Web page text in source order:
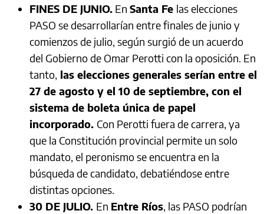
FINES DE JUNIO. En Santa Fe las elecciones
PASO se desarrollarían entre finales de junio y
comienzos de julio, según surgió de un acuerdo
del Gobierno de Omar Perotti con la oposición. En
tanto, las elecciones generales serían entre el
27 de agosto y el 10 de septiembre, con el
sistema de boleta única de papel
incorporado. Con Perotti fuera de carrera, ya
que la Constitución provincial permite un solo
mandato, el peronismo se encuentra en la
búsqueda de candidato, debatiéndose entre
distintas opciones.
30 DE JULIO. En Entre Ríos, las PASO podrían